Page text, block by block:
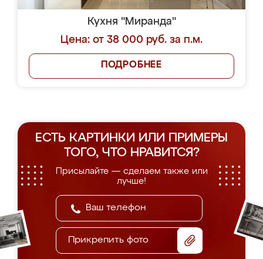
Кухня "Миранда"
Цена: от 38 000 руб. за п.м.
ПОДРОБНЕЕ
ЕСТЬ КАРТИНКИ ИЛИ ПРИМЕРЫ
ТОГО, ЧТО НРАВИТСЯ?
Присылайте — сделаем также или
лучше!
Прикрепить фото